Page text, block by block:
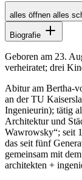
alles öffnen alles
Biografie
Geboren am 23.
verheiratet; drei
Abitur am Bertha-
an der TU
Ingenieurin); tätig
Architektur und
Wawrowsky“; seit
das seit fünf
gemeinsam mit
architekten +